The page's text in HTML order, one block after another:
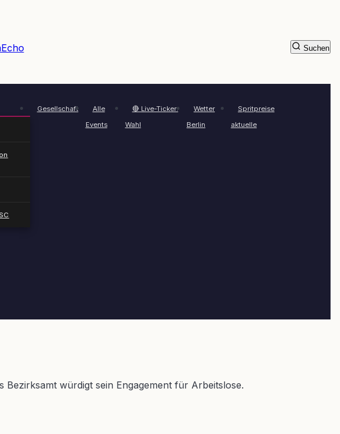
Gesellschaft
Alle
Events
🔴 Live-Ticker:
Wahl
Wetter
Berlin
Spritpreise
aktuelle
Suchen
würdigt sein Engagement für Arbeitslose.